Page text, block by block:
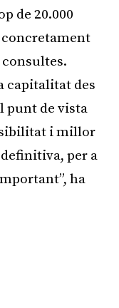
de 20.000
consultes.
capitalitat des
punt de vista
i millor
per a
ha